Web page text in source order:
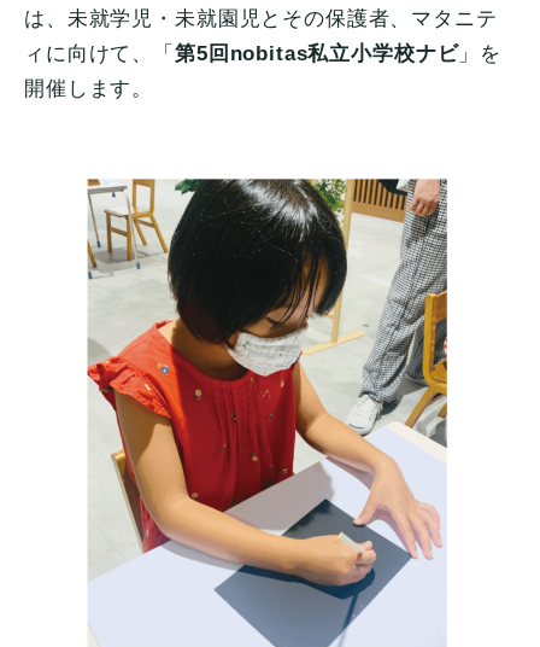
は、未就学児・未就園児とその保護者、マタニテ
ィに向けて、「 第5回nobitas私立小学校ナビ」を
開催します。